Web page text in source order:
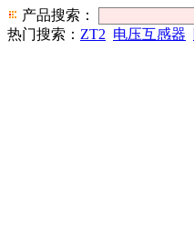
产品搜索：
热门搜索： ZT2 电压互感器